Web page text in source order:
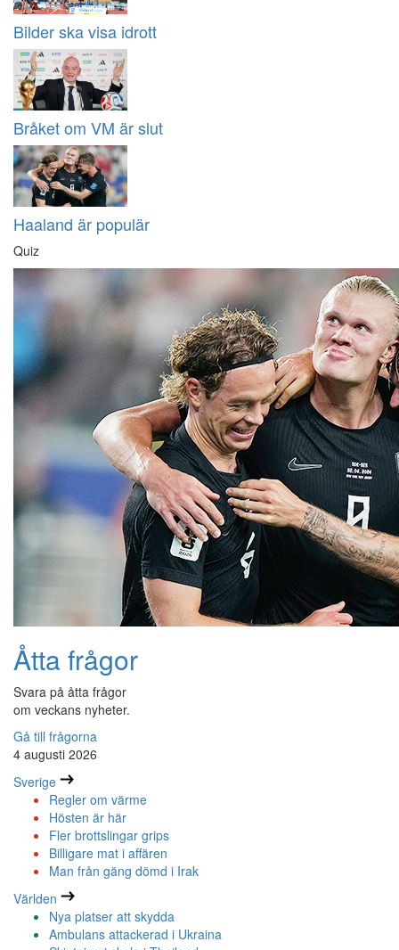
Bilder ska visa idrott
Bråket om VM är slut
Haaland är populär
Quiz
Åtta frågor
Svara på åtta frågor
om veckans nyheter.
Gå till frågorna
4 augusti 2026
Sverige
Regler om värme
Hösten är här
Fler brottslingar grips
Billigare mat i affären
Man från gäng dömd i Irak
Världen
Nya platser att skydda
Ambulans attackerad i Ukraina